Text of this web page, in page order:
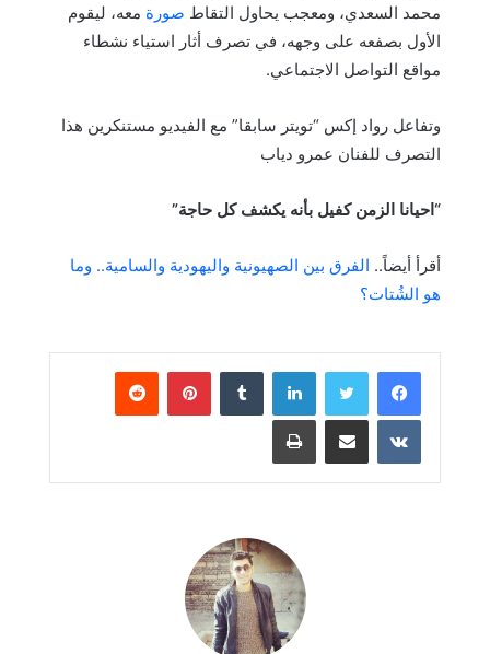
محمد السعدي، ومعجب يحاول التقاط صورة معه، ليقوم
الأول بصفعه على وجهه، في تصرف أثار استياء نشطاء
مواقع التواصل الاجتماعي.
وتفاعل رواد إكس “تويتر سابقا” مع الفيديو مستنكرين هذا
التصرف للفنان عمرو دياب
“احيانا الزمن كفيل بأنه يكشف كل حاجة”
أقرأ أيضاً.. الفرق بين الصهيونية واليهودية والسامية.. وما
هو الشُتات؟
لينكدإن بينتيريست
مشاركة عبر البريد طباعة